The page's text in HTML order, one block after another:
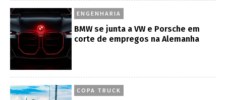
ENGENHARIA
BMW se junta a VW e Porsche em
corte de empregos na Alemanha
COPA TRUCK